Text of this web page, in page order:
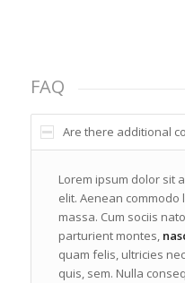
FAQ
Are there additional
Lorem ipsum dolor sit
elit. Aenean commodo
massa. Cum sociis
parturient montes,
quam felis, ultricies
quis, sem. Nulla